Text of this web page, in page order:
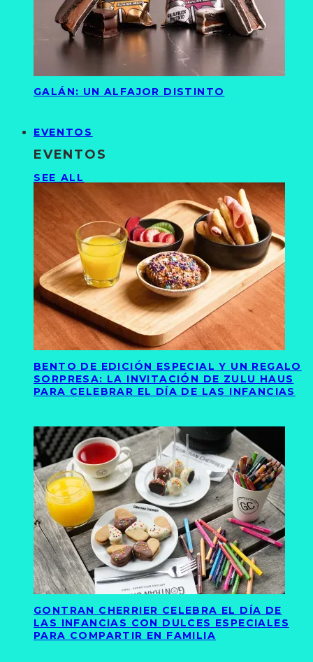
GALÁN: UN ALFAJOR DISTINTO
EVENTOS
EVENTOS
SEE ALL
BENTO DE EDICIÓN ESPECIAL Y UN REGALO
SORPRESA: LA INVITACIÓN DE ZULU HAUS
PARA CELEBRAR EL DÍA DE LAS INFANCIAS
GONTRAN CHERRIER CELEBRA EL DÍA DE
LAS INFANCIAS CON DULCES ESPECIALES
PARA COMPARTIR EN FAMILIA